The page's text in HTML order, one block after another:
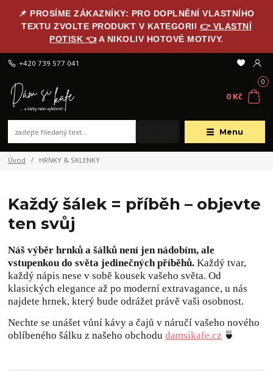
📌 PROSÍME ZÁKAZNÍKY: PRO DOPLNĚNÍ VLASTNÍHO
TEXTU ZVOLTE PRODUKT V KATEGORII 👉 VLASTNÍ
POTISK 👈 A NIKOLIV HOTOVÉ MOTIVY.
Menu
+420 739 577 041
0
0 Kč
Úvod HRNKY & SKLENKY
Každý šálek = příběh – objevte
ten svůj
Náš výběr hrnků a šálků není jen nádobím, ale
vstupenkou do světa jedinečných příběhů.Každý tvar,
každý nápis nese v sobě kousek vašeho světa. Od
klasických elegance až po moderní extravagance, u nás
najdete hrnek, který bude odrážet právě vaši osobnost.
Nechte se unášet vůní kávy a čajů v náručí vašeho nového
oblíbeného šálku z našeho obchodudamsikafe.cz 🍵